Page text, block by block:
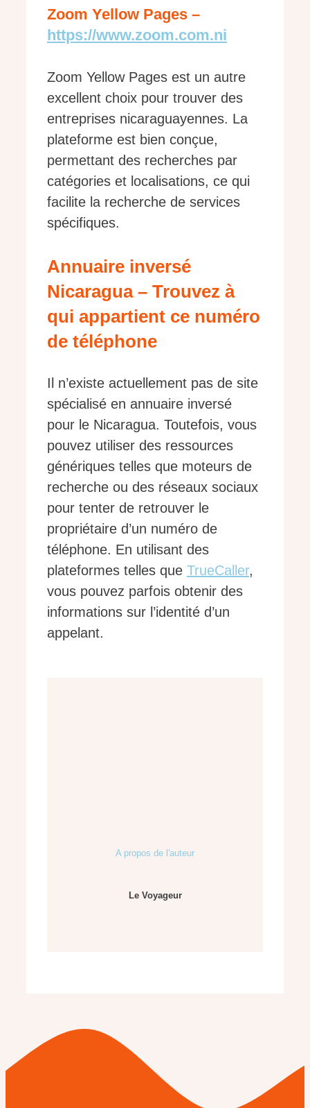
Zoom Yellow Pages –
https://www.zoom.com.ni
Zoom Yellow Pages est un autre
excellent choix pour trouver des
entreprises nicaraguayennes. La
plateforme est bien conçue,
permettant des recherches par
catégories et localisations, ce qui
facilite la recherche de services
spécifiques.
Annuaire inversé
Nicaragua – Trouvez à
qui appartient ce numéro
de téléphone
Il n’existe actuellement pas de site
spécialisé en annuaire inversé
pour le Nicaragua. Toutefois, vous
pouvez utiliser des ressources
génériques telles que moteurs de
recherche ou des réseaux sociaux
pour tenter de retrouver le
propriétaire d’un numéro de
téléphone. En utilisant des
plateformes telles que TrueCaller,
vous pouvez parfois obtenir des
informations sur l’identité d’un
appelant.
A propos de l'auteur
Le Voyageur